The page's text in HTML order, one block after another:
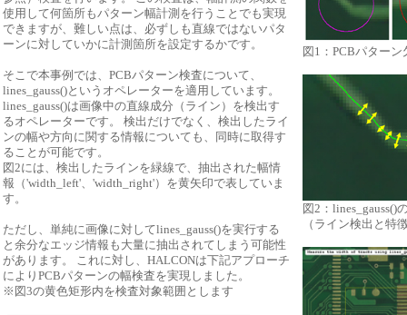
使用して何箇所もパターン幅計測を行うことでも実現
できますが、難しい点は、必ずしも直線ではないパタ
ーンに対していかに計測箇所を設定するかです。
そこで本事例では、PCBパターン検査について、
lines_gauss()というオペレーターを適用しています。
lines_gauss()は画像中の直線成分（ライン）を検出す
るオペレーターです。 検出だけでなく、検出したライ
ンの幅や方向に関する情報についても、同時に取得す
ることが可能です。
図2には、検出したラインを緑線で、抽出された幅情
報（'width_left'、'width_right'）を黄矢印で表していま
す。
ただし、単純に画像に対してlines_gauss()を実行する
と余分なエッジ情報も大量に抽出されてしまう可能性
があります。 これに対し、HALCONは下記アプローチ
によりPCBパターンの幅検査を実現しました。
※図3の黄色矩形内を検査対象範囲とします
図1：PCBパター
図2：lines_gauss()
（ライン検出と特